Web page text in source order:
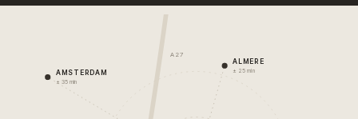
A27
AMSTERDAM
± 35 min
ALMERE
± 25 min